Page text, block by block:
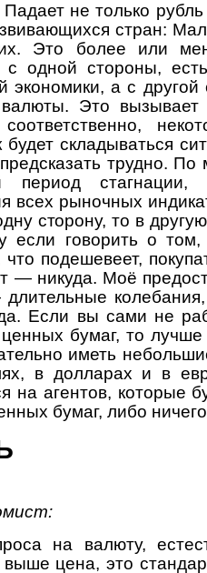
не только
стран:
Это более или
одной стороны,
экономики, а с
Это вызывает
будет складываться
трудно.
период
всех рыночных
сторону, то в
если говорить о
подешевеет,
— никуда. Моё
Если вы сами не
бумаг, то лучше
иметь
в долларах и в
на агентов, которые
бумаг, либо
на валюту,
цена, это